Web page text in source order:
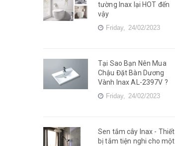
tường Inax lại HOT đến
vậy
Friday, 24/02/2023
Tại Sao Bạn Nên Mua
Chậu Đặt Bàn Dương
Vành Inax AL-2397V ?
Friday, 24/02/2023
Sen tắm cây Inax - Thiết
bị tắm tiện nghi cho một